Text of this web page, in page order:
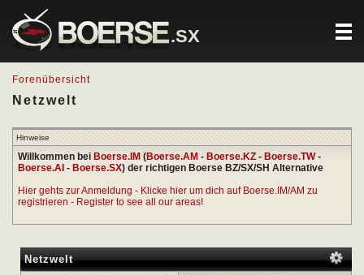
.SX
Forenübersicht
Netzwelt
Hinweise
Willkommen bei Boerse.IM (Boerse.AM - Boerse.KZ - Boerse.TW-
Boerse.AI - Boerse.SX) der richtigen Boerse BZ/SX/SH Alternative
Hier gehts zur Anmeldung - Klicke hier um dich auf Boerse.IM/AM zu
registrieren - Register to see all our areas!
Netzwelt